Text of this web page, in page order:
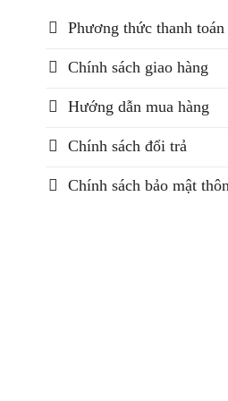
Phương thức thanh toán
Chính sách giao hàng
Hướng dẫn mua hàng
Chính sách đổi trả
Chính sách bảo mật